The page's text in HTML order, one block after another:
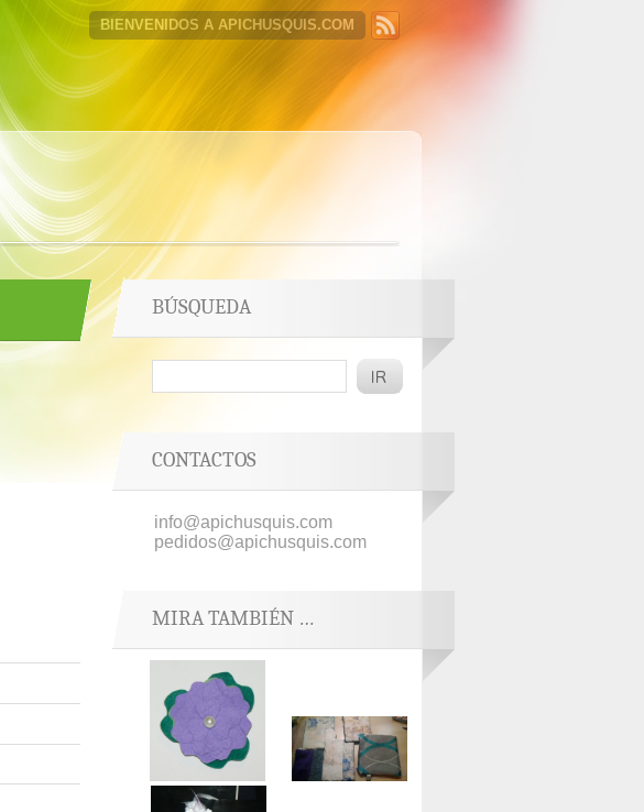
BIENVENIDOS A APICHUSQUIS.COM
BÚSQUEDA
CONTACTOS
info@apichusquis.com
pedidos@apichusquis.com
MIRA TAMBIÉN …